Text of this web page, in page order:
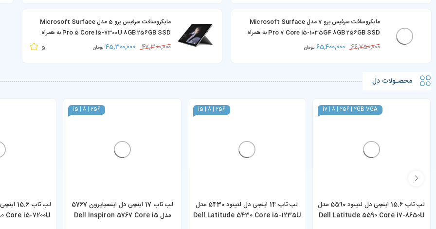
مایکروسافت سرفیس پرو 7 مدل Microsoft Surface
Pro 7 Core i5-1035G4 8GB 256GB SSD به همراه
کیبورد و شارژر
66,750,000
65,400,000 تومان
مایکروسافت سرفیس پرو 5 مدل Microsoft Surface
Pro 5 Core i5-7300U 8GB 256GB SSD به همراه
کیبورد و شارژر
47,300,000
45,300,000 تومان 5
محصـولات دل
i7 | 8 | 256 | 2GB VGA
لپ تاپ 15.6 اینچی دل لتیتود 5590 مدل
Dell Latitude 5590 Core i7-8650U
i5 | 8 | 256
لپ تاپ 14 اینچی دل لتیتود 5430 مدل
Dell Latitude 5430 Core i5-1235U
i5 | 8 | 256
لپ تاپ 17 اینچی دل اینسپایرون 5767
مدل Dell Inspiron 5767 Core i5
Core i5-7200U